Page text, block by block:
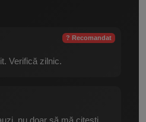
? Recomandat
Verifică zilnic.
nu doar să mă citești.